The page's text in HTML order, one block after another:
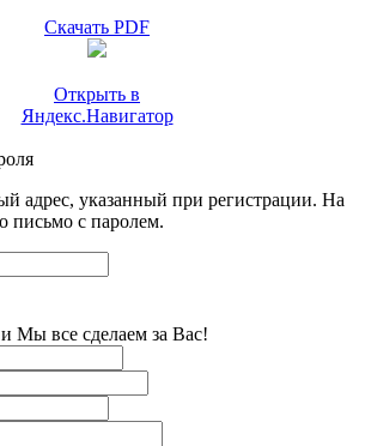
Скачать PDF
Открыть в
Яндекс.Навигатор
адрес, указанный при регистрации. На
письмо с паролем.
и Мы все сделаем за Вас!